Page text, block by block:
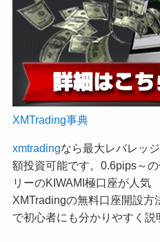
XMTrading事典
xmtradingなら最大レバレッ
額投資可能です。0.6pips～
リーのKIWAMI極口座が人気
XMTradingの無料口座開設方
で初心者にも分かりやすく説